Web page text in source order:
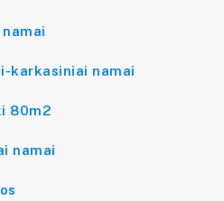
karkasiniai namai
80m2
namai